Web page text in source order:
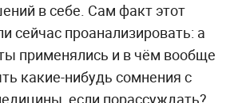
в себе. Сам факт этот
сейчас проанализировать: а
применялись и в чём вообще
какие-нибудь сомнения с
если порассуждать?